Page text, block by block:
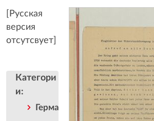
[Русская
версия
отсутсвует]
Категори
и:
Германская